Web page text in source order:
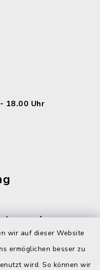
wir auf dieser Website
ermöglichen besser zu
wird. So können wir
18.00 Uhr
nur nach
unter 04384 5979-